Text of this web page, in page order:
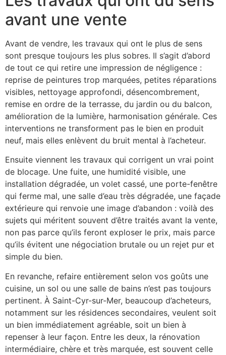
avant une vente
Avant de vendre, les travaux qui ont le plus de sens
sont presque toujours les plus sobres. Il s’agit d’abord
de tout ce qui retire une impression de négligence :
reprise de peintures trop marquées, petites réparations
visibles, nettoyage approfondi, désencombrement,
remise en ordre de la terrasse, du jardin ou du balcon,
amélioration de la lumière, harmonisation générale. Ces
interventions ne transforment pas le bien en produit
neuf, mais elles enlèvent du bruit mental à l’acheteur.
Ensuite viennent les travaux qui corrigent un vrai point
de blocage. Une fuite, une humidité visible, une
installation dégradée, un volet cassé, une porte-fenêtre
qui ferme mal, une salle d’eau très dégradée, une façade
extérieure qui renvoie une image d’abandon : voilà des
sujets qui méritent souvent d’être traités avant la vente,
non pas parce qu’ils feront exploser le prix, mais parce
qu’ils évitent une négociation brutale ou un rejet pur et
simple du bien.
En revanche, refaire entièrement selon vos goûts une
cuisine, un sol ou une salle de bains n’est pas toujours
pertinent. À Saint-Cyr-sur-Mer, beaucoup d’acheteurs,
notamment sur les résidences secondaires, veulent soit
un bien immédiatement agréable, soit un bien à
repenser à leur façon. Entre les deux, la rénovation
intermédiaire, chère et très marquée, est souvent celle